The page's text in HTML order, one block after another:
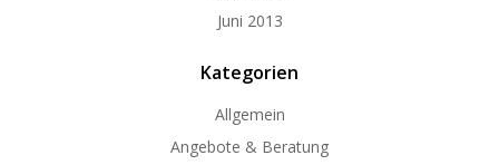
Juni 2013
Kategorien
Allgemein
Angebote & Beratung